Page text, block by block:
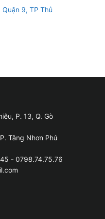
xe.
đèn cảnh báo
9, TP Thủ
P. 13, Q. Gò
Tăng Nhơn Phú
- 0798.74.75.76